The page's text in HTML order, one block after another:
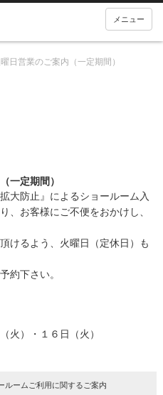
メニュー
日営業のご案内（一定期間）
一定期間）
大防止』によるショールーム入
、お客様にご不便をおかけし、
けるよう、火曜日（定休日）も
約下さい。
火）・１６日（火）
ルームご利用に関するご案内